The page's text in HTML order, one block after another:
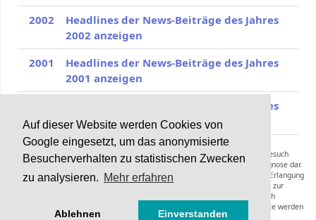
Auf dieser Website werden Cookies von
Google eingesetzt, um das anonymisierte
Besucherverhalten zu statistischen Zwecken
zu analysieren. Mehr erfahren
Ablehnen Einverstanden
2002
Headlines der News-Beiträge des Jahres
2002 anzeigen
2001
Headlines der News-Beiträge des Jahres
2001 anzeigen
Headlines der News-Beiträge des Jahres
2000 anzeigen
Die Inhalte von Haarerkrankungen.de können und sollen keinen Arztbesuch
ersetzen und stellen keine Anleitung zur Selbstmedikation oder Selbstdiagnose dar.
Die Informationen dieser Webseiten inklusive der Expertenräte sollen zur Erlangung
zusätzlicher Informationen zu einer bereits gestellten Diagnose oder zur
Vorbereitung eines Arztbesuches dienen. Empfehlungen hinsichtlich
Diagnoseverfahren, Therapieformen, Medikamenten oder anderer Produkte werden
nicht gegeben.